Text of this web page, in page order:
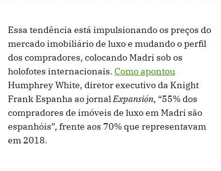
Essa tendência está impulsionando os preços do
mercado imobiliário de luxo e mudando o perfil
dos compradores, colocando Madri sob os
holofotes internacionais. Como apontou
Humphrey White, diretor executivo da Knight
Frank Espanha ao jornalExpansión, “55% dos
compradores de imóveis de luxo em Madri são
espanhóis”, frente aos 70% que representavam
em 2018.